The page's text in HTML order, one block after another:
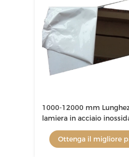
1000-12000 mm
lamiera in acciaio
Ottenga il migliore